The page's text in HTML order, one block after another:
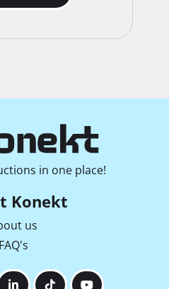
in one place!
Konekt
us
FAQ's